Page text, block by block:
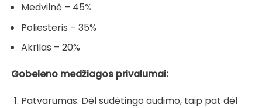
Medvilnė – 45%
Poliesteris – 35%
Akrilas – 20%
Gobeleno medžiagos privalumai:
Patvarumas. Dėl sudėtingo audimo, taip pat dėl